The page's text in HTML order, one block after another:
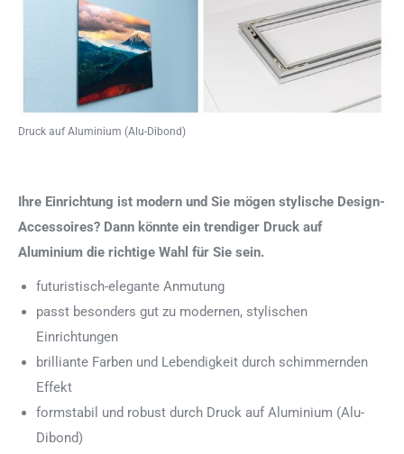
Druck auf Aluminium (Alu-Dibond)
Ihre Einrichtung ist modern und Sie mögen stylische Design-
Accessoires? Dann könnte ein trendiger Druck auf
Aluminium die richtige Wahl für Sie sein.
futuristisch-elegante Anmutung
passt besonders gut zu modernen, stylischen
Einrichtungen
brilliante Farben und Lebendigkeit durch schimmernden
Effekt
formstabil und robust durch Druck auf Aluminium (Alu-
Dibond)